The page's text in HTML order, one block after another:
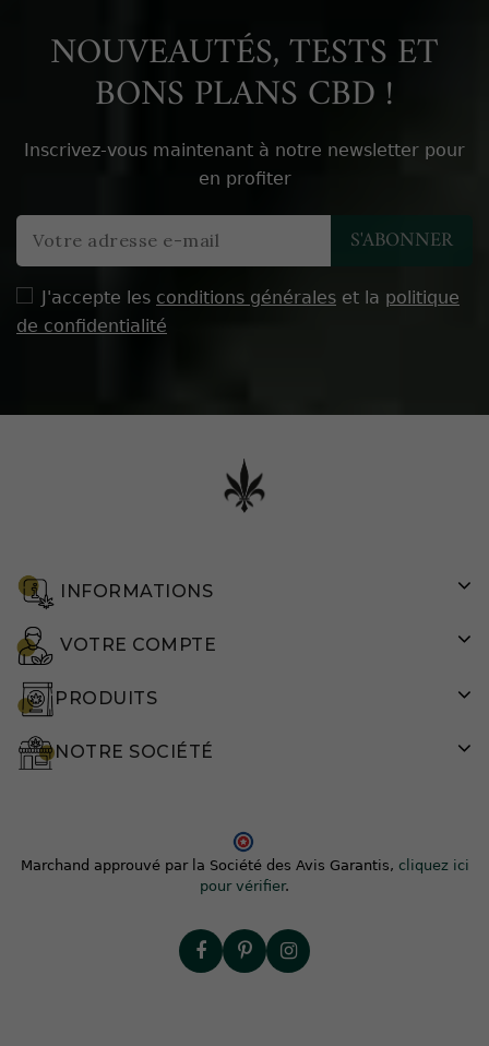
NOUVEAUTÉS, TESTS ET
BONS PLANS CBD !
Inscrivez-vous maintenant à notre newsletter pour
en profiter
J'accepte les conditions générales et la politique
de confidentialité
INFORMATIONS
VOTRE COMPTE
PRODUITS
NOTRE SOCIÉTÉ
Marchand approuvé par la Société des Avis Garantis, cliquez ici
pour vérifier.